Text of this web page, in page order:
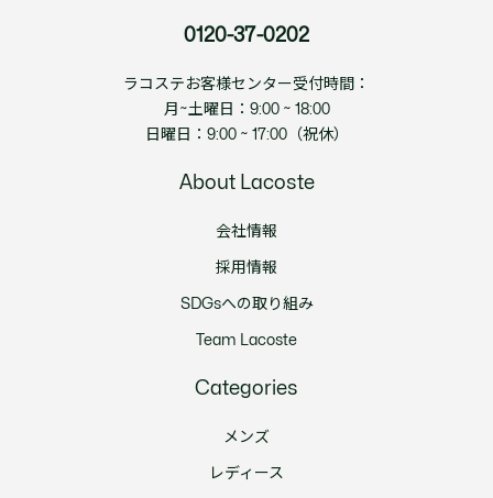
0120-37-0202
ラコステお客様センター受付時間：
月~土曜日：9:00 ~ 18:00
日曜日：9:00 ~ 17:00（祝休）
About Lacoste
会社情報
採用情報
SDGsへの取り組み
Team Lacoste
Categories
メンズ
レディース